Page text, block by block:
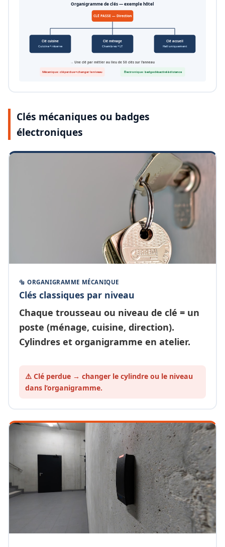
Organigramme de clés — exemple hôtel
CLÉ PASSE — Direction
Clé cuisine
Cuisine + réserve
Clé ménage
Chambres + LT
Clé accueil
Hall uniquement
→ Une clé par métier au lieu de 50 clés sur l’anneau
Mécanique : clé perdue = changer le niveau Électronique : badge désactivé à distance
Clés mécaniques ou badges
électroniques
🔩 ORGANIGRAMME MÉCANIQUE
Clés classiques par niveau
Chaque trousseau ou niveau de clé = un
poste (ménage, cuisine, direction).
Cylindres et organigramme en atelier.
⚠️ Clé perdue → changer le cylindre ou le niveau
dans l’organigramme.